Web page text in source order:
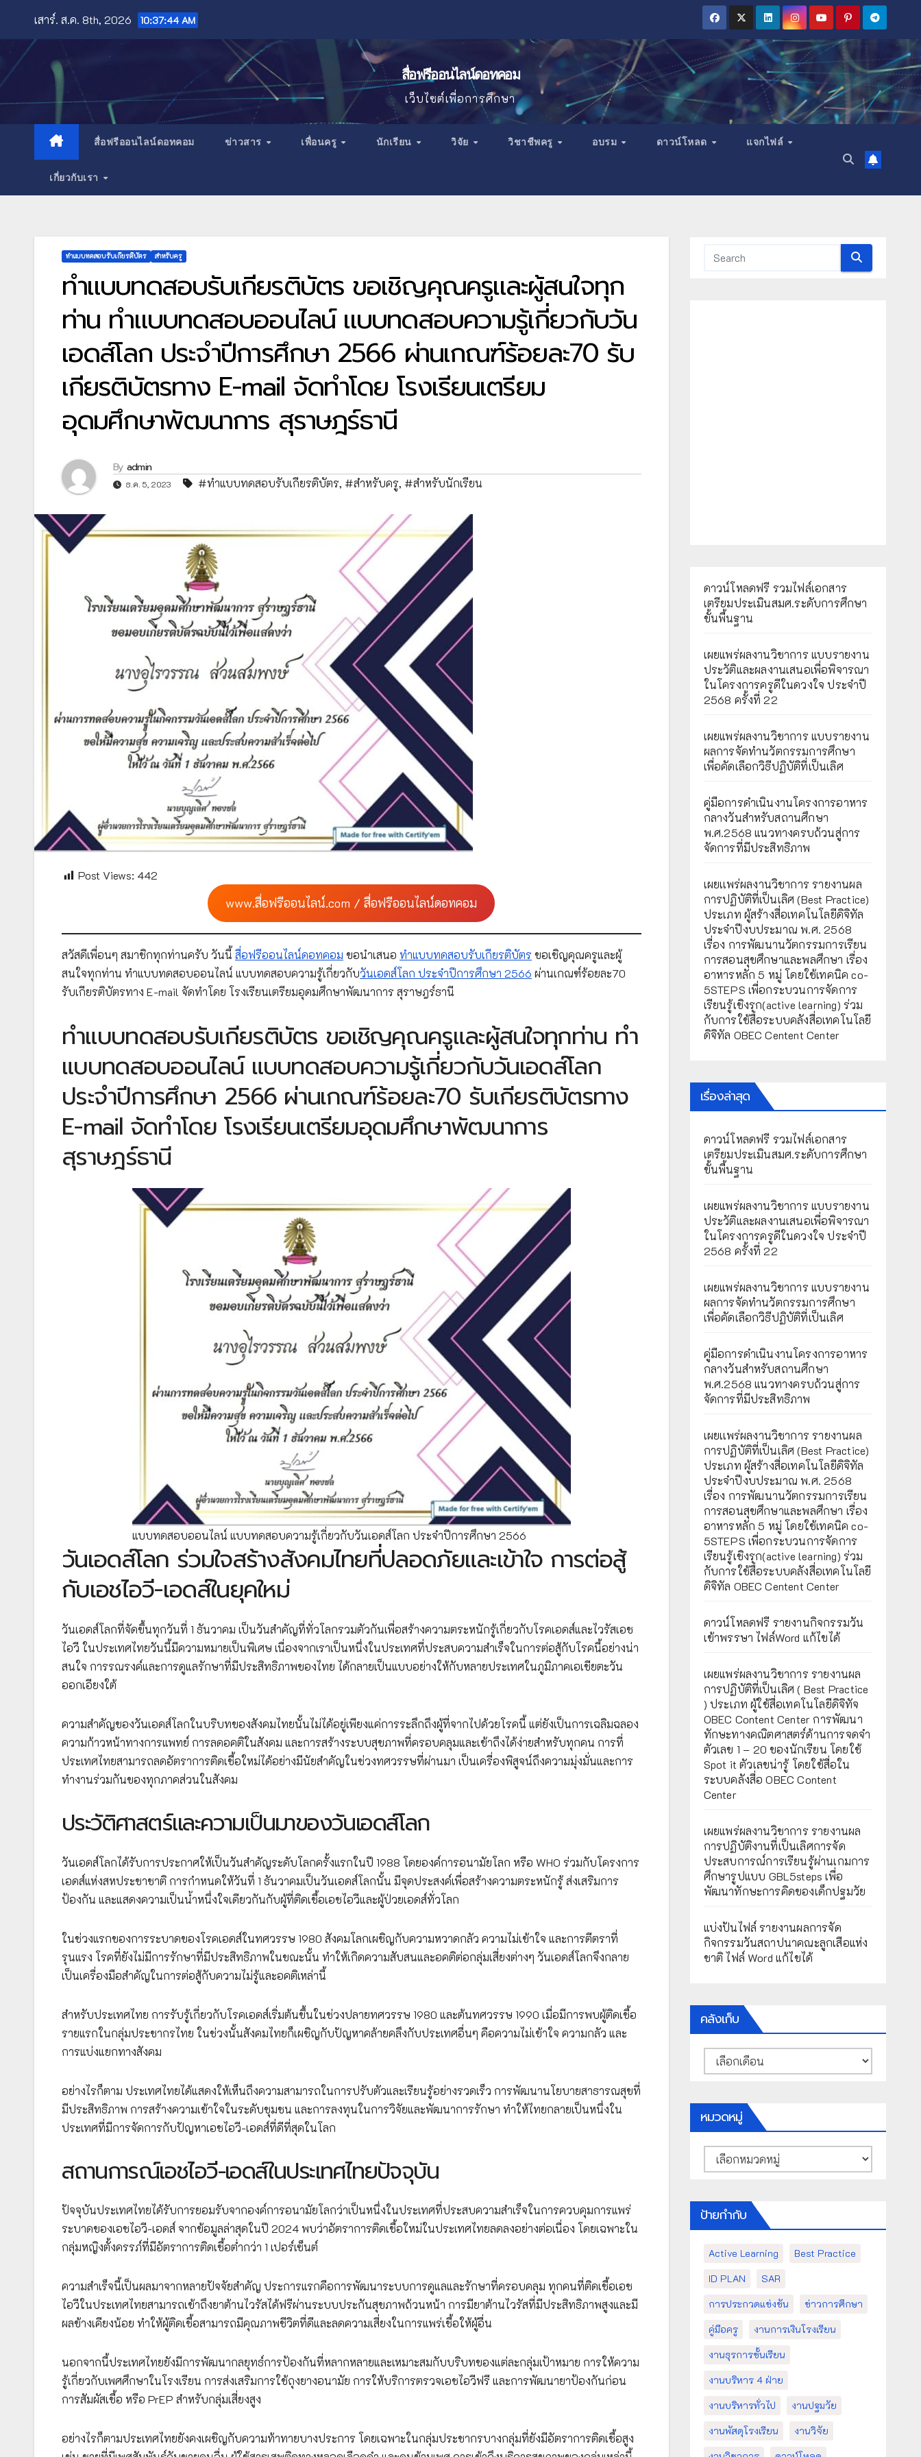
content
เสาร์. ส.ค. 8th, 2026 10:37:46 AM
สื่อฟรีออนไลน์ดอทคอม
เว็บไซต์เพื่อการศึกษา
สื่อฟรีออนไลน์ดอทคอม ข่าวสาร เพื่อนครู นักเรียน วิจัย วิชาชีพครู อบรม ดาวน์โหลด แจกไฟล์
เกี่ยวกับเรา
ทำแบบทดสอบรับเกียรติบัตร สำหรับครู
ทำแบบทดสอบรับเกียรติบัตร ขอเชิญคุณครูและผู้สนใจทุก
ท่าน ทำแบบทดสอบออนไลน์ แบบทดสอบความรู้เกี่ยวกับวัน
เอดส์โลก ประจำปีการศึกษา 2566 ผ่านเกณฑ์ร้อยละ70 รับ
เกียรติบัตรทาง E-mail จัดทำโดย โรงเรียนเตรียม
อุดมศึกษาพัฒนาการ สุราษฎร์ธานี
By admin
ธ.ค. 5, 2023 #ทำแบบทดสอบรับเกียรติบัตร, #สำหรับครู, #สำหรับนักเรียน
Post Views: 442
www.สื่อฟรีออนไลน์.com / สื่อฟรีออนไลน์ดอทคอม
สวัสดีเพื่อนๆ สมาชิกทุกท่านครับ วันนี้ สื่อฟรีออนไลน์ดอทคอม ขอนำเสนอ ทำแบบทดสอบรับเกียรติบัตร ขอเชิญคุณครูและผู้
สนใจทุกท่าน ทำแบบทดสอบออนไลน์ แบบทดสอบความรู้เกี่ยวกับวันเอดส์โลก ประจำปีการศึกษา 2566 ผ่านเกณฑ์ร้อยละ70
รับเกียรติบัตรทาง E-mail จัดทำโดย โรงเรียนเตรียมอุดมศึกษาพัฒนาการ สุราษฎร์ธานี
ทำแบบทดสอบรับเกียรติบัตร ขอเชิญคุณครูและผู้สนใจทุกท่าน ทำ
แบบทดสอบออนไลน์ แบบทดสอบความรู้เกี่ยวกับวันเอดส์โลก
ประจำปีการศึกษา 2566 ผ่านเกณฑ์ร้อยละ70 รับเกียรติบัตรทาง
E-mail จัดทำโดย โรงเรียนเตรียมอุดมศึกษาพัฒนาการ
สุราษฎร์ธานี
แบบทดสอบออนไลน์ แบบทดสอบความรู้เกี่ยวกับวันเอดส์โลก ประจำปีการศึกษา 2566
วันเอดส์โลก ร่วมใจสร้างสังคมไทยที่ปลอดภัยและเข้าใจ การต่อสู้
กับเอชไอวี-เอดส์ในยุคใหม่
วันเอดส์โลกที่จัดขึ้นทุกวันที่ 1 ธันวาคม เป็นวันสำคัญที่ทั่วโลกรวมตัวกันเพื่อสร้างความตระหนักรู้เกี่ยวกับโรคเอดส์และไวรัสเอช
ไอวี ในประเทศไทยวันนี้มีความหมายเป็นพิเศษ เนื่องจากเราเป็นหนึ่งในประเทศที่ประสบความสำเร็จในการต่อสู้กับโรคนี้อย่างน่า
สนใจ การรณรงค์และการดูแลรักษาที่มีประสิทธิภาพของไทย ได้กลายเป็นแบบอย่างให้กับหลายประเทศในภูมิภาคเอเชียตะวัน
ออกเอียงใต้
ความสำคัญของวันเอดส์โลกในบริบทของสังคมไทยนั้นไม่ได้อยู่เพียงแค่การระลึกถึงผู้ที่จากไปด้วยโรคนี้ แต่ยังเป็นการเฉลิมฉลอง
ความก้าวหน้าทางการแพทย์ การลดอคติในสังคม และการสร้างระบบสุขภาพที่ครอบคลุมและเข้าถึงได้ง่ายสำหรับทุกคน การที่
ประเทศไทยสามารถลดอัตราการติดเชื้อใหม่ได้อย่างมีนัยสำคัญในช่วงทศวรรษที่ผ่านมา เป็นเครื่องพิสูจน์ถึงความมุ่งมั่นและการ
ทำงานร่วมกันของทุกภาคส่วนในสังคม
ประวัติศาสตร์และความเป็นมาของวันเอดส์โลก
วันเอดส์โลกได้รับการประกาศให้เป็นวันสำคัญระดับโลกครั้งแรกในปี 1988 โดยองค์การอนามัยโลก หรือ WHO ร่วมกับโครงการ
เอดส์แห่งสหประชาชาติ การกำหนดให้วันที่ 1 ธันวาคมเป็นวันเอดส์โลกนั้น มีจุดประสงค์เพื่อสร้างความตระหนักรู้ ส่งเสริมการ
ป้องกัน และแสดงความเป็นน้ำหนึ่งใจเดียวกันกับผู้ที่ติดเชื้อเอชไอวีและผู้ป่วยเอดส์ทั่วโลก
ในช่วงแรกของการระบาดของโรคเอดส์ในทศวรรษ 1980 สังคมโลกเผชิญกับความหวาดกลัว ความไม่เข้าใจ และการตีตราที่
รุนแรง โรคที่ยังไม่มีการรักษาที่มีประสิทธิภาพในขณะนั้น ทำให้เกิดความสับสนและอคติต่อกลุ่มเสี่ยงต่างๆ วันเอดส์โลกจึงกลาย
เป็นเครื่องมือสำคัญในการต่อสู้กับความไม่รู้และอคติเหล่านี้
สำหรับประเทศไทย การรับรู้เกี่ยวกับโรคเอดส์เริ่มต้นขึ้นในช่วงปลายทศวรรษ 1980 และต้นทศวรรษ 1990 เมื่อมีการพบผู้ติดเชื้อ
รายแรกในกลุ่มประชากรไทย ในช่วงนั้นสังคมไทยก็เผชิญกับปัญหาคล้ายคลึงกับประเทศอื่นๆ คือความไม่เข้าใจ ความกลัว และ
การแบ่งแยกทางสังคม
อย่างไรก็ตาม ประเทศไทยได้แสดงให้เห็นถึงความสามารถในการปรับตัวและเรียนรู้อย่างรวดเร็ว การพัฒนานโยบายสาธารณสุขที่
มีประสิทธิภาพ การสร้างความเข้าใจในระดับชุมชน และการลงทุนในการวิจัยและพัฒนาการรักษา ทำให้ไทยกลายเป็นหนึ่งใน
ประเทศที่มีการจัดการกับปัญหาเอชไอวี-เอดส์ที่ดีที่สุดในโลก
สถานการณ์เอชไอวี-เอดส์ในประเทศไทยปัจจุบัน
ปัจจุบันประเทศไทยได้รับการยอมรับจากองค์การอนามัยโลกว่าเป็นหนึ่งในประเทศที่ประสบความสำเร็จในการควบคุมการแพร่
ระบาดของเอชไอวี-เอดส์ จากข้อมูลล่าสุดในปี 2024 พบว่าอัตราการติดเชื้อใหม่ในประเทศไทยลดลงอย่างต่อเนื่อง โดยเฉพาะใน
กลุ่มหญิงตั้งครรภ์ที่มีอัตราการติดเชื้อต่ำกว่า 1 เปอร์เซ็นต์
ความสำเร็จนี้เป็นผลมาจากหลายปัจจัยสำคัญ ประการแรกคือการพัฒนาระบบการดูแลและรักษาที่ครอบคลุม ทุกคนที่ติดเชื้อเอช
ไอวีในประเทศไทยสามารถเข้าถึงยาต้านไวรัสได้ฟรีผ่านระบบประกันสุขภาพถ้วนหน้า การมียาต้านไวรัสที่มีประสิทธิภาพสูงและมี
ผลข้างเคียงน้อย ทำให้ผู้ติดเชื้อสามารถมีคุณภาพชีวิตที่ดีและลดความเสี่ยงในการแพร่เชื้อให้ผู้อื่น
นอกจากนี้ประเทศไทยยังมีการพัฒนากลยุทธ์การป้องกันที่หลากหลายและเหมาะสมกับบริบทของแต่ละกลุ่มเป้าหมาย การให้ความ
รู้เกี่ยวกับเพศศึกษาในโรงเรียน การส่งเสริมการใช้ถุงยางอนามัย การให้บริการตรวจเอชไอวีฟรี และการพัฒนายาป้องกันก่อน
การสัมผัสเชื้อ หรือ PrEP สำหรับกลุ่มเสี่ยงสูง
อย่างไรก็ตามประเทศไทยยังคงเผชิญกับความท้าทายบางประการ โดยเฉพาะในกลุ่มประชากรบางกลุ่มที่ยังมีอัตราการติดเชื้อสูง
ดาวน์โหลดฟรี รวมไฟล์เอกสาร
เตรียมประเมินสมศ.ระดับการศึกษา
ขั้นพื้นฐาน
เผยแพร่ผลงานวิชาการ แบบรายงาน
ประวัติและผลงานเสนอเพื่อพิจารณา
ในโครงการครูดีในดวงใจ ประจำปี
2568 ครั้งที่ 22
เผยแพร่ผลงานวิชาการ แบบรายงาน
ผลการจัดทำนวัตกรรมการศึกษา
เพื่อคัดเลือกวิธีปฏิบัติที่เป็นเลิศ
คู่มือการดำเนินงานโครงการอาหาร
กลางวันสำหรับสถานศึกษา
พ.ศ.2568 แนวทางครบถ้วนสู่การ
จัดการที่มีประสิทธิภาพ
เผยเเพร่ผลงานวิชาการ รายงานผล
การปฏิบัติที่เป็นเลิศ (Best Practice)
ประเภท ผู้สร้างสื่อเทคโนโลยีดิจิทัล
ประจำปีงบประมาณ พ.ศ. 2568
เรื่อง การพัฒนานวัตกรรมการเรียน
การสอนสุขศึกษาและพลศึกษา เรื่อง
อาหารหลัก 5 หมู่ โดยใช้เทคนิค co-
5STEPS เพื่อกระบวนการจัดการ
เรียนรู้เชิงรุก(active learning) ร่วม
กับการใช้สื่อระบบคลังสื่อเทคโนโลยี
ดิจิทัล OBEC Centent Center
เรื่องล่าสุด
ดาวน์โหลดฟรี รวมไฟล์เอกสาร
เตรียมประเมินสมศ.ระดับการศึกษา
ขั้นพื้นฐาน
เผยแพร่ผลงานวิชาการ แบบรายงาน
ประวัติและผลงานเสนอเพื่อพิจารณา
ในโครงการครูดีในดวงใจ ประจำปี
2568 ครั้งที่ 22
เผยแพร่ผลงานวิชาการ แบบรายงาน
ผลการจัดทำนวัตกรรมการศึกษา
เพื่อคัดเลือกวิธีปฏิบัติที่เป็นเลิศ
คู่มือการดำเนินงานโครงการอาหาร
กลางวันสำหรับสถานศึกษา
พ.ศ.2568 แนวทางครบถ้วนสู่การ
จัดการที่มีประสิทธิภาพ
เผยเเพร่ผลงานวิชาการ รายงานผล
การปฏิบัติที่เป็นเลิศ (Best Practice)
ประเภท ผู้สร้างสื่อเทคโนโลยีดิจิทัล
ประจำปีงบประมาณ พ.ศ. 2568
เรื่อง การพัฒนานวัตกรรมการเรียน
การสอนสุขศึกษาและพลศึกษา เรื่อง
อาหารหลัก 5 หมู่ โดยใช้เทคนิค co-
5STEPS เพื่อกระบวนการจัดการ
เรียนรู้เชิงรุก(active learning) ร่วม
กับการใช้สื่อระบบคลังสื่อเทคโนโลยี
ดิจิทัล OBEC Centent Center
ดาวน์โหลดฟรี รายงานกิจกรรมวัน
เข้าพรรษา ไฟล์Word แก้ไขได้
เผยแพร่ผลงานวิชาการ รายงานผล
การปฏิบัติที่เป็นเลิศ ( Best Practice
) ประเภท ผู้ใช้สื่อเทคโนโลยีดิจิทัจ
OBEC Content Center การพัฒนา
ทักษะทางคณิตศาสตร์ด้านการจดจำ
ตัวเลข 1 – 20 ของนักเรียน โดยใช้
Spot it ตัวเลขน่ารู้ โดยใช้สื่อใน
ระบบคลังสื่อ OBEC Content
Center
เผยแพร่ผลงานวิชาการ รายงานผล
การปฏิบัติงานที่เป็นเลิศการจัด
ประสบการณ์การเรียนรู้ผ่านเกมการ
ศึกษารูปแบบ GBL5steps เพื่อ
พัฒนาทักษะการคิดของเด็กปฐมวัย
แบ่งปันไฟล์ รายงานผลการจัด
กิจกรรมวันสถาปนาคณะลูกเสือแห่ง
ชาติ ไฟล์ Word แก้ไขได้
คลังเก็บ
คลัง
เก็บ
หมวดหมู่
หมวด
หมู่
ป้ายกำกับ
Active Learning
Best Practice
ID PLAN
SAR
การประกวดแข่งขัน
ข่าวการศึกษา
คู่มือครู
งานการเงินโรงเรียน
งานธุรการชั้นเรียน
งานบริหาร 4 ฝ่าย
งานบริหารทั่วไป
งานปฐมวัย
งานพัสดุโรงเรียน
งานวิจัย